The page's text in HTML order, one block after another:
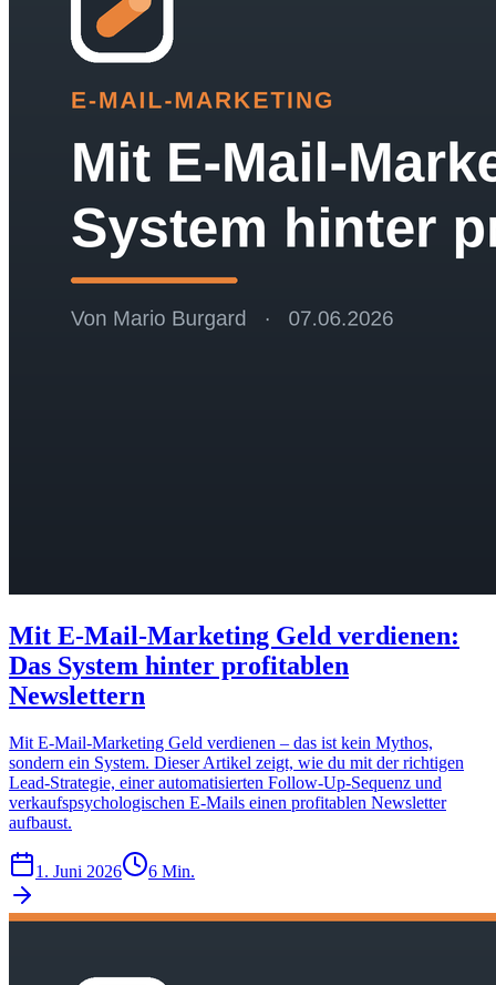
Mit E-Mail-Marketing Geld verdienen:
Das System hinter profitablen
Newslettern
Mit E-Mail-Marketing Geld verdienen – das ist kein Mythos,
sondern ein System. Dieser Artikel zeigt, wie du mit der richtigen
Lead-Strategie, einer automatisierten Follow-Up-Sequenz und
verkaufspsychologischen E-Mails einen profitablen Newsletter
aufbaust.
1. Juni 2026 6 Min.